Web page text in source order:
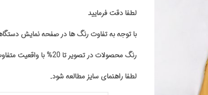
لطفا دقت فرمایید
با توجه به تفاوت رنگ ها در صفحه نمایش
رنگ محصولات در تصویر تا 20% با واقعیت متفاوت باشد
لطفا راهنمای سایز مطالعه شود.